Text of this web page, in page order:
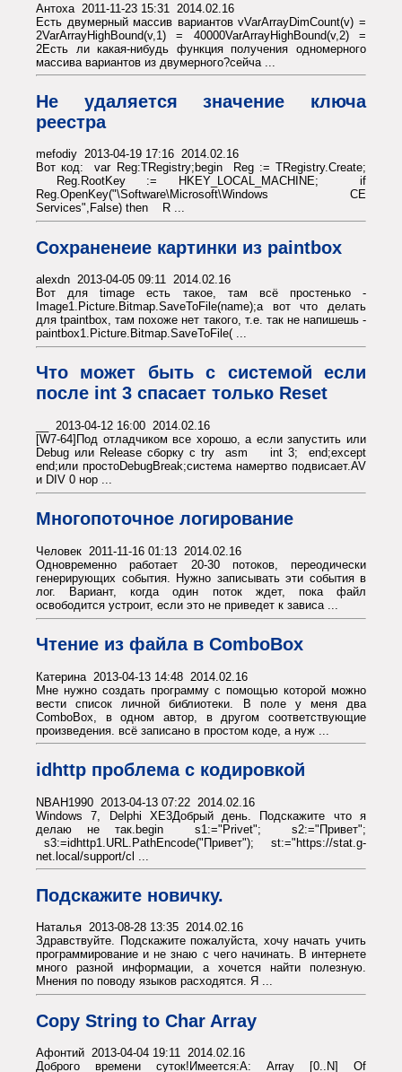
Антоха 2011-11-23 15:31 2014.02.16
Есть двумерный массив вариантов vVarArrayDimCount(v) =
2VarArrayHighBound(v,1) = 40000VarArrayHighBound(v,2) =
2Есть ли какая-нибудь функция получения одномерного
массива вариантов из двумерного?сейча ...
Не удаляется значение ключа
реестра
mefodiy 2013-04-19 17:16 2014.02.16
Вот код: var Reg:TRegistry;begin Reg := TRegistry.Create;
Reg.RootKey := HKEY_LOCAL_MACHINE; if
Reg.OpenKey("\Software\Microsoft\Windows CE
Services",False) then R ...
Сохраненеие картинки из paintbox
alexdn 2013-04-05 09:11 2014.02.16
Вот для timage есть такое, там всё простенько -
Image1.Picture.Bitmap.SaveToFile(name);а вот что делать
для tpaintbox, там похоже нет такого, т.е. так не напишешь -
paintbox1.Picture.Bitmap.SaveToFile( ...
Что может быть с системой если
после int 3 спасает только Reset
__ 2013-04-12 16:00 2014.02.16
[W7-64]Под отладчиком все хорошо, а если запустить или
Debug или Release сборку с try asm int 3; end;except
end;или простоDebugBreak;система намертво подвисает.AV
и DIV 0 нор ...
Многопоточное логирование
Человек 2011-11-16 01:13 2014.02.16
Одновременно работает 20-30 потоков, переодически
генерирующих события. Нужно записывать эти события в
лог. Вариант, когда один поток ждет, пока файл
освободится устроит, если это не приведет к зависа ...
Чтение из файла в ComboBox
Катерина 2013-04-13 14:48 2014.02.16
Мне нужно создать программу с помощью которой можно
вести список личной библиотеки. В поле у меня два
ComboBox, в одном автор, в другом соответствующие
произведения. всё записано в простом коде, а нуж ...
idhttp проблема с кодировкой
NBAH1990 2013-04-13 07:22 2014.02.16
Windows 7, Delphi XE3Добрый день. Подскажите что я
делаю не так.begin s1:="Privet"; s2:="Привет";
s3:=idhttp1.URL.PathEncode("Привет"); st:="https://stat.g-
net.local/support/cl ...
Подскажите новичку.
Наталья 2013-08-28 13:35 2014.02.16
Здравствуйте. Подскажите пожалуйста, хочу начать учить
программирование и не знаю с чего начинать. В интернете
много разной информации, а хочется найти полезную.
Мнения по поводу языков расходятся. Я ...
Copy String to Char Array
Афонтий 2013-04-04 19:11 2014.02.16
Доброго времени суток!Имеется:A: Array [0..N] Of